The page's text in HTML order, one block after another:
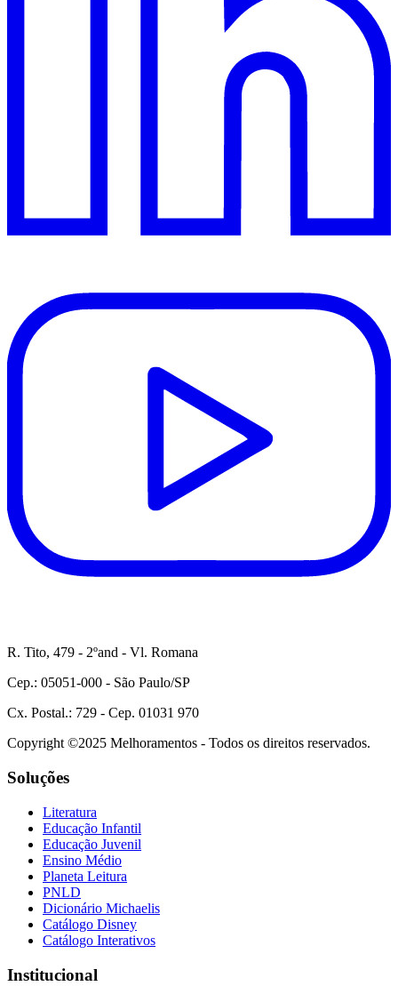
R. Tito, 479 - 2ºand - Vl. Romana
Cep.: 05051-000 - São Paulo/SP
Cx. Postal.: 729 - Cep. 01031 970
Copyright ©2025 Melhoramentos - Todos os direitos reservados.
Soluções
Literatura
Educação Infantil
Educação Juvenil
Ensino Médio
Planeta Leitura
PNLD
Dicionário Michaelis
Catálogo Disney
Catálogo Interativos
Institucional